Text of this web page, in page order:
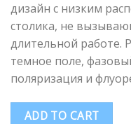
дизайн с низким
столика, не
длительной работе.
темное поле,
поляризация и
ADD TO CART